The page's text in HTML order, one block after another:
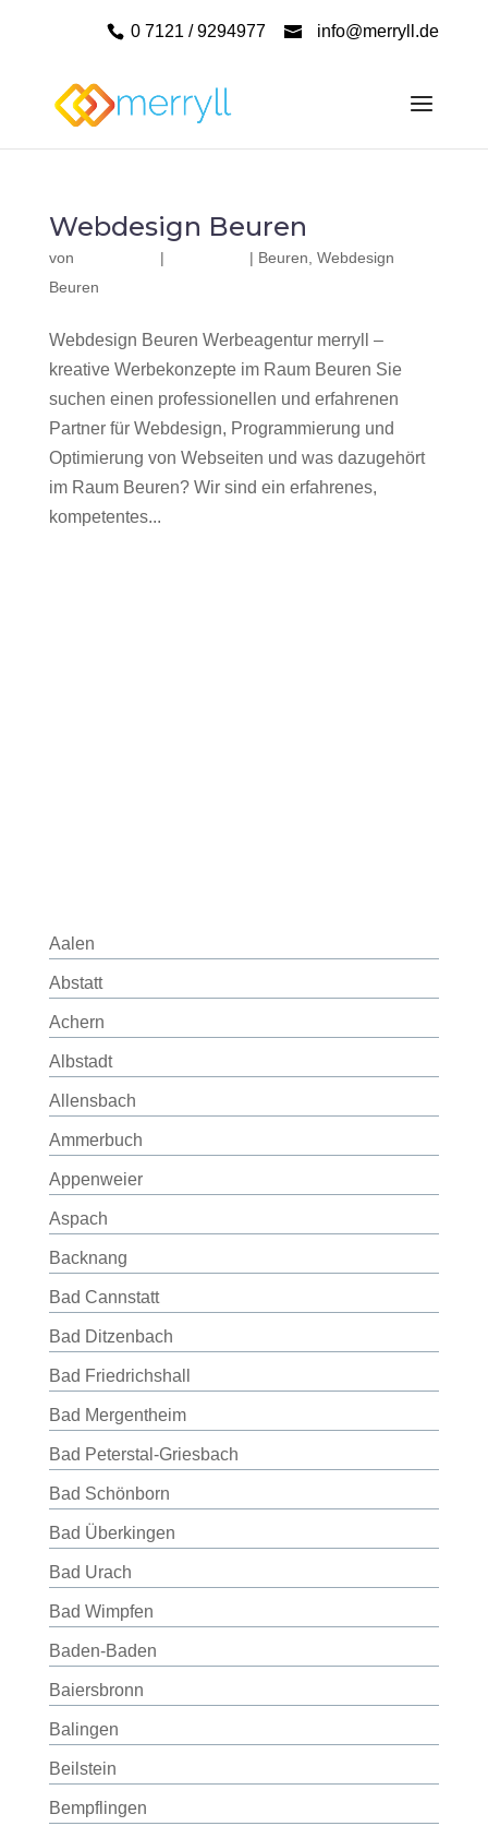
0 7121 / 9294977 info@merryll.de
Webdesign Beuren
von | | Beuren Webdesign
Beuren
Webdesign Beuren Werbeagentur merryll –
kreative Werbekonzepte im Raum Beuren Sie
suchen einen professionellen und erfahrenen
Partner für Webdesign, Programmierung und
Optimierung von Webseiten und was dazugehört
im Raum Beuren? Wir sind ein erfahrenes,
kompetentes...
Aalen
Abstatt
Achern
Albstadt
Allensbach
Ammerbuch
Appenweier
Aspach
Backnang
Bad Cannstatt
Bad Ditzenbach
Bad Friedrichshall
Bad Mergentheim
Bad Peterstal-Griesbach
Bad Schönborn
Bad Überkingen
Bad Urach
Bad Wimpfen
Baden-Baden
Baiersbronn
Balingen
Beilstein
Bempflingen